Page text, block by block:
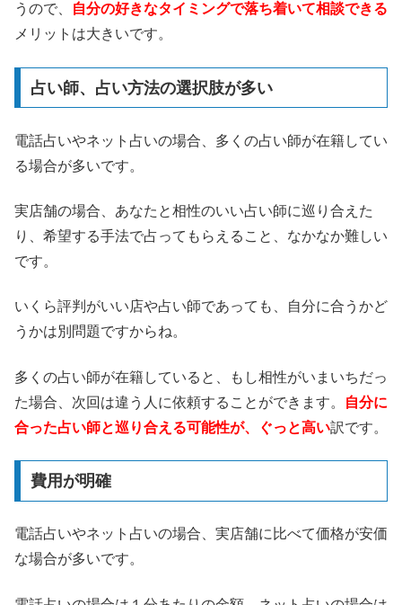
うので、
自分の好きなタイミングで落ち着いて相談できる
メリットは大きいです。
占い師、占い方法の選択肢が多い
電話占いやネット占いの場合、多くの占い師が在籍してい
る場合が多いです。
実店舗の場合、あなたと相性のいい占い師に巡り合えた
り、希望する手法で占ってもらえること、なかなか難しい
です。
いくら評判がいい店や占い師であっても、自分に合うかど
うかは別問題ですからね。
多くの占い師が在籍していると、もし相性がいまいちだっ
た場合、次回は違う人に依頼することができます。
自分に
合った占い師と巡り合える可能性が、ぐっと高い訳です。
費用が明確
電話占いやネット占いの場合、実店舗に比べて価格が安価
な場合が多いです。